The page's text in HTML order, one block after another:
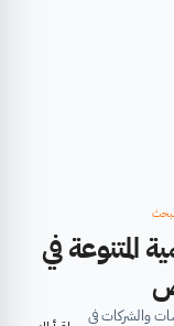
المتنوعة في
والشركات في